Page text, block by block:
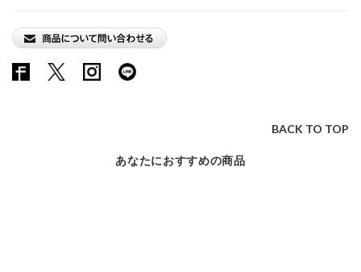
BACK TO TOP
あなたにおすすめの商品